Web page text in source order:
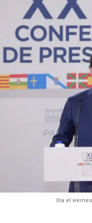
Illa el